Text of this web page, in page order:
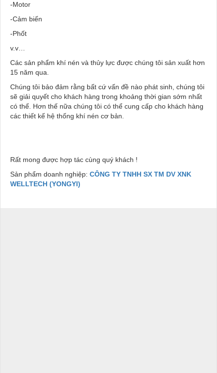
-Motor
-Cảm biến
-Phốt
v.v…
Các sản phẩm khí nén và thủy lực được chúng tôi sản xuất hơn
15 năm qua.
Chúng tôi bảo đảm rằng bất cứ vấn đề nào phát sinh, chúng tôi
sẽ giải quyết cho khách hàng trong khoảng thời gian sớm nhất
có thể. Hơn thế nữa chúng tôi có thể cung cấp cho khách hàng
các thiết kế hệ thống khí nén cơ bản.
Rất mong được hợp tác cùng quý khách !
Sản phẩm doanh nghiệp: CÔNG TY TNHH SX TM DV XNK
WELLTECH (YONGYI)